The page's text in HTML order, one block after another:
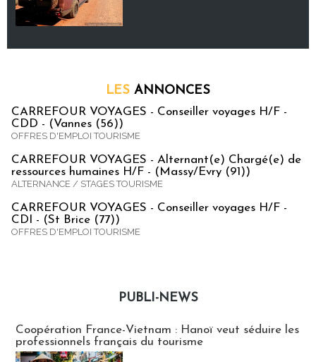
LES ANNONCES
CARREFOUR VOYAGES - Conseiller voyages H/F -
CDD - (Vannes (56))
OFFRES D'EMPLOI TOURISME
CARREFOUR VOYAGES - Alternant(e) Chargé(e) de
ressources humaines H/F - (Massy/Evry (91))
ALTERNANCE / STAGES TOURISME
CARREFOUR VOYAGES - Conseiller voyages H/F -
CDI - (St Brice (77))
OFFRES D'EMPLOI TOURISME
PUBLI-NEWS
Coopération France-Vietnam : Hanoï veut séduire les
professionnels français du tourisme